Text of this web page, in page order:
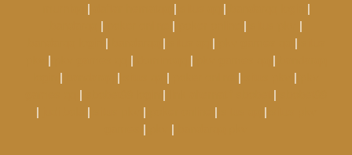
| | |
|
| | |
|
| | | |
| | | |
| | | | |
| | |
|
| | | |
| |